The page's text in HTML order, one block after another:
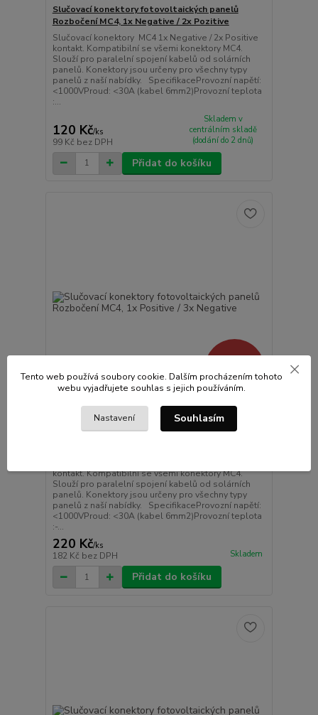
Slučovací konektory fotovoltaických panelů
Rozbočení MC4, 1x Negative / 2x Pozitive
Slučovací konektory MC4 1x Negative / 2x Positive
kontakt. Kompatibilní se všemi konektory MC4.
Slouží pro paralelní spojení kabelů od solárních
panelů. Konektory jsou určeny pro všechny typy
panelů z naší nabídky. SpecifikaceProvozní napětí:
<1000VProud: <30A (kabel 6mm2)Provozní teplota
:...
120 Kč/ks
99 Kč bez DPH
Skladem v
centrálním skladě
(dodání do 2 dnů)
Přidat do košíku
- 25 %
2 hodnocení
Slučovací konektory fotovoltaických panelů
kontakt. Kompatibilní se všemi konektory MC4.
Slouží pro paralelní spojení kabelů od solárních
panelů. Konektory jsou určeny pro všechny typy
panelů z naší nabídky. SpecifikaceProvozní napětí:
<1000VProud: <30A (kabel 6mm2)Provozní teplota
:-...
220 Kč/ks
182 Kč bez DPH Skladem
Přidat do košíku
Tento web používá soubory cookie. Dalším procházením tohoto
webu vyjadřujete souhlas s jejich používáním.
Nastavení Souhlasím